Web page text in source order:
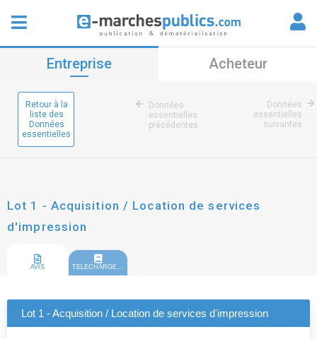
Entreprise Acheteur
Retour à la
liste des
Données
essentielles
Données
essentielles
précédentes
Données
essentielles
suivantes
Lot 1 - Acquisition / Location de services
d'impression
AVIS TELECHARGEMENT
Lot 1 - Acquisition / Location de services d'impression